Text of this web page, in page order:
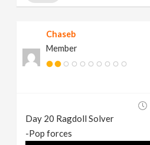
Chaseb
Member
Day 20 Ragdoll Solver
-Pop forces